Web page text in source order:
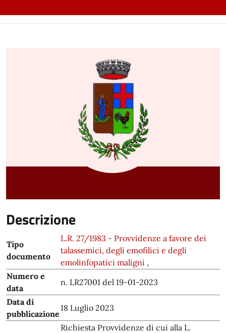
Descrizione
Tipo
documento
L.R. 27/1983 - Provvidenze a favore dei
talassemici, degli emofilici e degli
emolinfopatici maligni ,
Numero e
data
n. LR27001 del 19-01-2023
Data di
pubblicazione
18 Luglio 2023
Richiesta Provvidenze di cui alla L.